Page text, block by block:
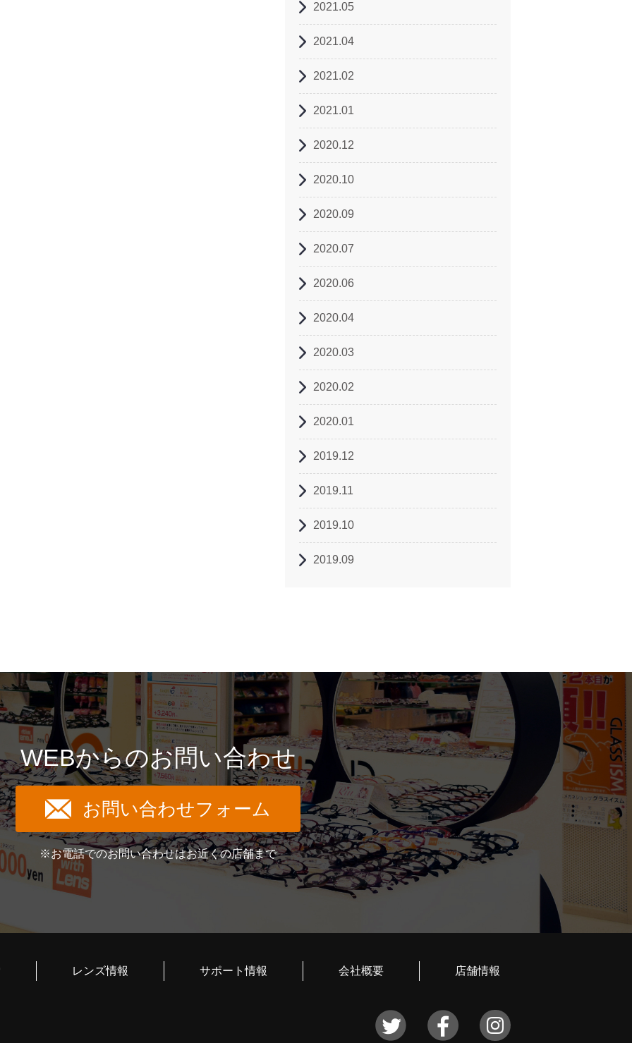
2021.05
2021.04
2021.02
2021.01
2020.12
2020.10
2020.09
2020.07
2020.06
2020.04
2020.03
2020.02
2020.01
2019.12
2019.11
2019.10
2019.09
WEBからのお問い合わせ
お問い合わせフォーム
※お電話でのお問い合わせはお近くの店舗まで
レンズ情報 サポート情報 会社概要 店舗情報